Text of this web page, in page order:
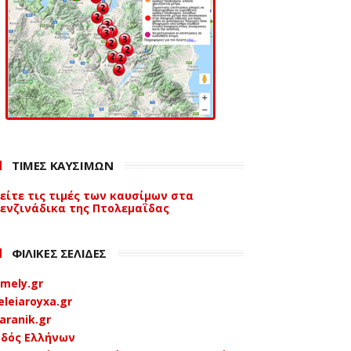
ΤΙΜΕΣ ΚΑΥΣΙΜΩΝ
τις τιμές των καυσίμων στα
της Πτολεμαΐδας
ΦΙΛΙΚΕΣ ΣΕΛΙΔΕΣ
Ελλήνων